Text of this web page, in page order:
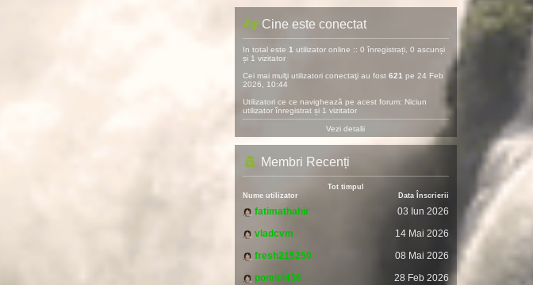
Cine este conectat
In total este 1 utilizator online :: 0 înregistrați, 0 ascunși
și 1 vizitator
Cei mai mulţi utilizatori conectaţi au fost 621 pe 24 Feb
2026, 10:44
Utilizatori ce ce navighează pe acest forum: Niciun
utilizator înregistrat și 1 vizitator
Vezi detalii
Membri Recenți
Tot timpul
Nume utilizator
Data Înscrierii
fatimathahir
03 Iun 2026
vladcvm
14 Mai 2026
fresh215250
08 Mai 2026
pomitil436
28 Feb 2026